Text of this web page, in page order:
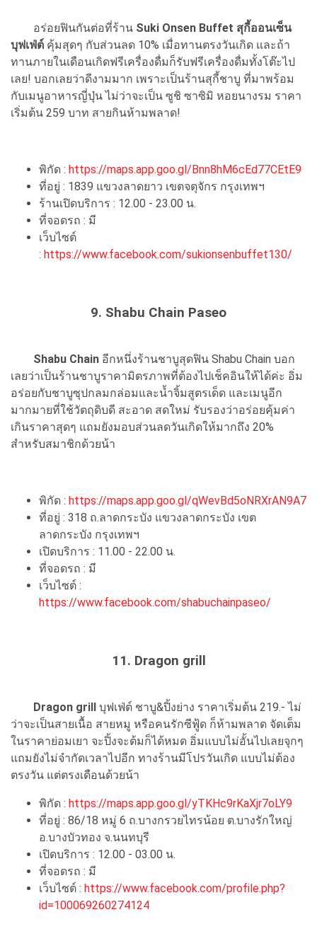
อร่อยฟินกันต่อที่ร้าน Suki Onsen Buffet สุกี้ออนเซ็น
บุฟเฟ่ต์ คุ้มสุดๆ กับส่วนลด 10% เมื่อทานตรงวันเกิด และถ้า
ทานภายในเดือนเกิดฟรีเครื่องดื่มก็รับฟรีเครื่องดื่มทั้งโต๊ะไป
เลย! บอกเลยว่าดีงามมาก เพราะเป็นร้านสุกี้ชาบู ที่มาพร้อม
กับเมนูอาหารญี่ปุ่น ไม่ว่าจะเป็น ซูชิ ซาซิมิ หอยนางรม ราคา
เริ่มต้น 259 บาท สายกินห้ามพลาด!
พิกัด : https://maps.app.goo.gl/Bnn8hM6cEd77CEtE9
ที่อยู่ : 1839 แขวงลาดยาว เขตจตุจักร กรุงเทพฯ
ร้านเปิดบริการ : 12.00 - 23.00 น.
ที่จอดรถ : มี
เว็บไซต์
: https://www.facebook.com/sukionsenbuffet130/
9. Shabu Chain Paseo
Shabu Chain อีกหนึ่งร้านชาบูสุดฟิน Shabu Chain บอก
เลยว่าเป็นร้านชาบูราคามิตรภาพที่ต้องไปเช็คอินให้ได้ค่ะ อิ่ม
อร่อยกับชาบูซุปกลมกล่อมและน้ำจิ้มสูตรเด็ด และเมนูอีก
มากมายที่ใช้วัตถุดิบดี สะอาด สดใหม่ รับรองว่าอร่อยคุ้มค่า
เกินราคาสุดๆ แถมยังมอบส่วนลดวันเกิดให้มากถึง 20%
สำหรับสมาชิกด้วยน้า
พิกัด : https://maps.app.goo.gl/qWevBd5oNRXrAN9A7
ที่อยู่ : 318 ถ.ลาดกระบัง แขวงลาดกระบัง เขต
ลาดกระบัง กรุงเทพฯ
เปิดบริการ : 11.00 - 22.00 น.
ที่จอดรถ : มี
เว็บไซต์ :
https://www.facebook.com/shabuchainpaseo/
11. Dragon grill
Dragon grill
บุฟเฟ่ต์ ชาบู&ปิ้งย่าง ราคาเริ่มต้น 219.- ไม่
ว่าจะเป็นสายเนื้อ สายหมู หรือคนรักซีฟู้ด ก็ห้ามพลาด จัดเต็ม
ในราคาย่อมเยา จะปิ้งจะต้มก็ได้หมด อิ่มแบบไม่อั้นไปเลยจุกๆ
แถมยังไม่จำกัดเวลาไปอีก ทางร้านมีโปรวันเกิด แบบไม่ต้อง
ตรงวัน แต่ตรงเดือนด้วยน้า
พิกัด : https://maps.app.goo.gl/yTKHc9rKaXjr7oLY9
ที่อยู่ : 86/18 หมู่ 6 ถ.บางกรวยไทรน้อย ต.บางรักใหญ่
อ.บางบัวทอง จ.นนทบุรี
เปิดบริการ : 12.00 - 03.00 น.
ที่จอดรถ : มี
เว็บไซต์ : https://www.facebook.com/profile.php?
id=100069260274124